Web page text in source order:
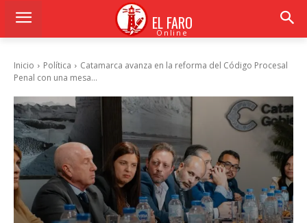
EL FARO
Online
Inicio Política
Catamarca avanza en la reforma del Código Procesal
Penal con una mesa...